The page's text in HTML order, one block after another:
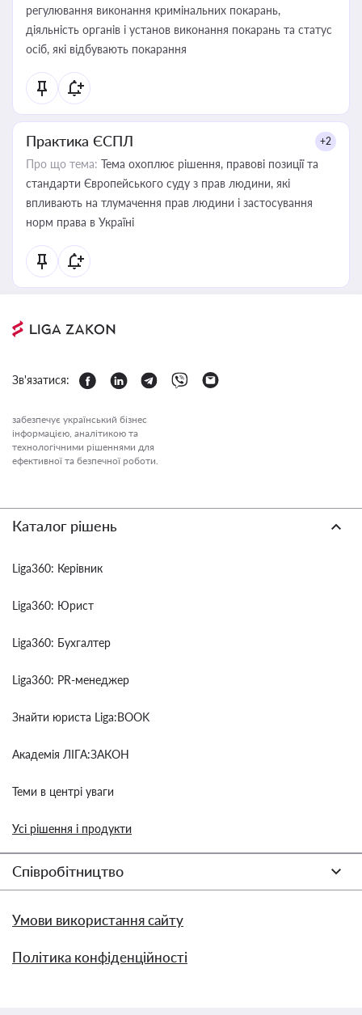
регулювання виконання кримінальних покарань,
діяльність органів і установ виконання покарань та статус
осіб, які відбувають покарання
Практика ЄСПЛ +2
Про що тема: Тема охоплює рішення, правові позиції та
стандарти Європейського суду з прав людини, які
впливають на тлумачення прав людини і застосування
норм права в Україні
Зв'язатися:
забезпечує український бізнес
інформацією, аналітикою та
технологічними рішеннями для
ефективної та безпечної роботи.
Каталог рішень
Liga360: Керівник
Liga360: Юрист
Liga360: Бухгалтер
Liga360: PR-менеджер
Знайти юриста Liga:BOOK
Академія ЛІГА:ЗАКОН
Теми в центрі уваги
Усі рішення і продукти
Співробітництво
Умови використання сайту
Політика конфіденційності